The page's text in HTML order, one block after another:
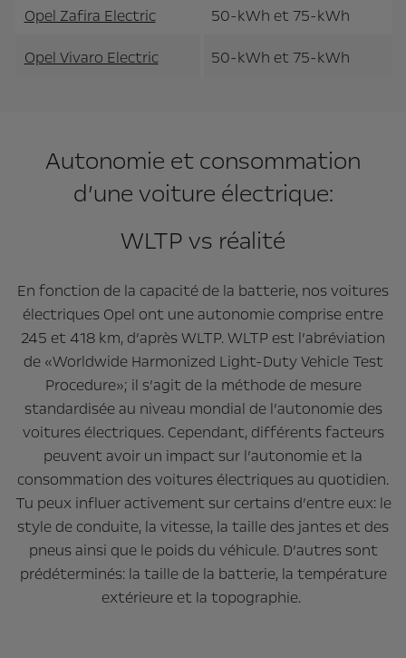
Opel Zafira Electric
50-kWh et 75-kWh
Opel Vivaro Electric
50-kWh et 75-kWh
Autonomie et consommation
d’une voiture électrique:
WLTP vs réalité
En fonction de la capacité de la batterie, nos voitures
électriques Opel ont une autonomie comprise entre
245 et 418 km, d’après WLTP. WLTP est l’abréviation
de «Worldwide Harmonized Light-Duty Vehicle Test
Procedure»; il s’agit de la méthode de mesure
standardisée au niveau mondial de l’autonomie des
voitures électriques. Cependant, différents facteurs
peuvent avoir un impact sur l’autonomie et la
consommation des voitures électriques au quotidien.
Tu peux influer activement sur certains d’entre eux: le
style de conduite, la vitesse, la taille des jantes et des
pneus ainsi que le poids du véhicule. D’autres sont
prédéterminés: la taille de la batterie, la température
extérieure et la topographie.